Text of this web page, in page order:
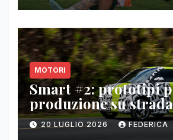
MOTORI
Smart #2: prototipi
produzione su
del paris motor
20 LUGLIO 2026 FEDERICA